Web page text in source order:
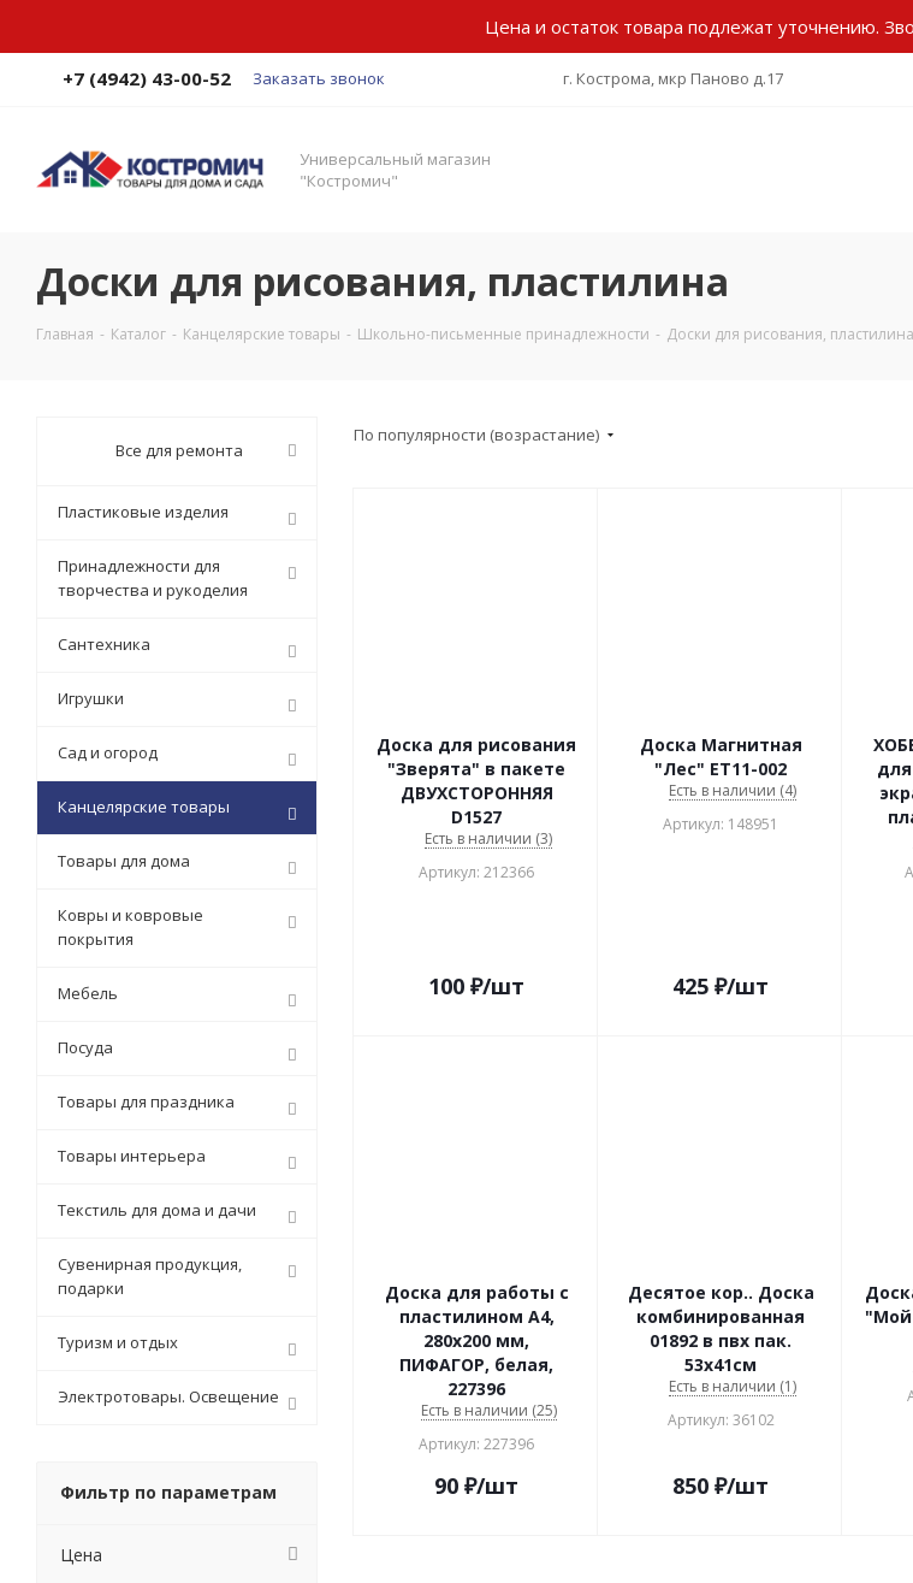
Цена и остаток товара подлежат уточнению.
+7 (4942) 43-00-52 Заказать звонок г. Кострома, мкр Паново д.17
Универсальный магазин
"Костромич"
Доски для рисования, пластилина
Главная - Каталог - Канцелярские товары - Школьно-письменные принадлежности - Доски для рисования, пластилина
По популярности (возрастание)
Доска для рисования
"Зверята" в пакете
ДВУХСТОРОННЯЯ
D1527
Есть в наличии (3)
Артикул: 212366
100 ₽/шт
Доска Магнитная
"Лес" ET11-002
Есть в наличии (4)
Артикул: 148951
425 ₽/шт
Доска для работы с
пластилином А4,
280х200 мм,
ПИФАГОР, белая,
227396
Есть в наличии (25)
Артикул: 227396
90 ₽/шт
Десятое кор.. Доска
комбинированная
01892 в пвх пак.
53х41см
Есть в наличии (1)
Артикул: 36102
850 ₽/шт
"Мой
Все для ремонта
Пластиковые изделия
Принадлежности для
творчества и рукоделия
Сантехника
Игрушки
Сад и огород
Канцелярские товары
Товары для дома
Ковры и ковровые
покрытия
Мебель
Посуда
Товары для праздника
Товары интерьера
Текстиль для дома и дачи
Сувенирная продукция,
подарки
Туризм и отдых
Электротовары. Освещение
Фильтр по параметрам
Цена